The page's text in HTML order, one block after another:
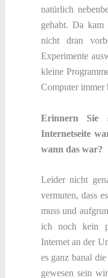
natürlich
gehabt. Da
nicht dran
Experimente
kleine
Computer immer
Erinnern Sie
Internetseite
wann das war?
Leider nicht
vermuten, dass
muss und
ich noch kein
Internet an der
es ganz banal
gewesen sein